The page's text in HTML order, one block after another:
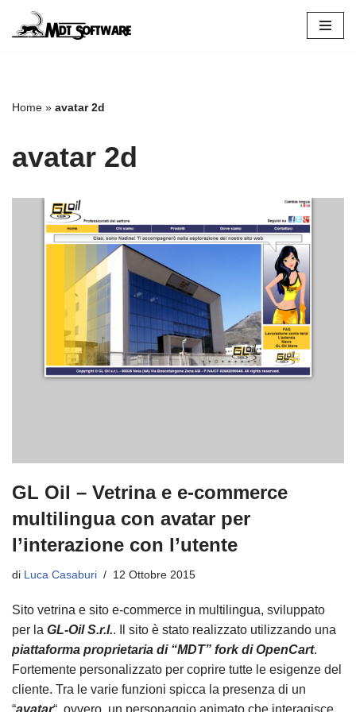
Home » avatar 2d
avatar 2d
GL Oil – Vetrina e e-commerce
multilingua con avatar per
l’interazione con l’utente
di Luca Casaburi 12 Ottobre 2015
Sito vetrina e sito e-commerce in multilingua, sviluppato
per la GL-Oil S.r.l.. Il sito è stato realizzato utilizzando una
piattaforma proprietaria di “MDT” fork di OpenCart.
Fortemente personalizzato per coprire tutte le esigenze del
cliente. Tra le varie funzioni spicca la presenza di un